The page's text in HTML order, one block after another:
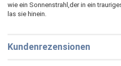
wie ein Sonnenstrahl,der in ein
las sie hinein.
Kundenrezensionen